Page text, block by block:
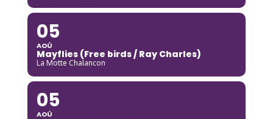
05
AOÛ
Mayflies (Free birds / Ray Charles)
La Motte Chalancon
05
AOÛ